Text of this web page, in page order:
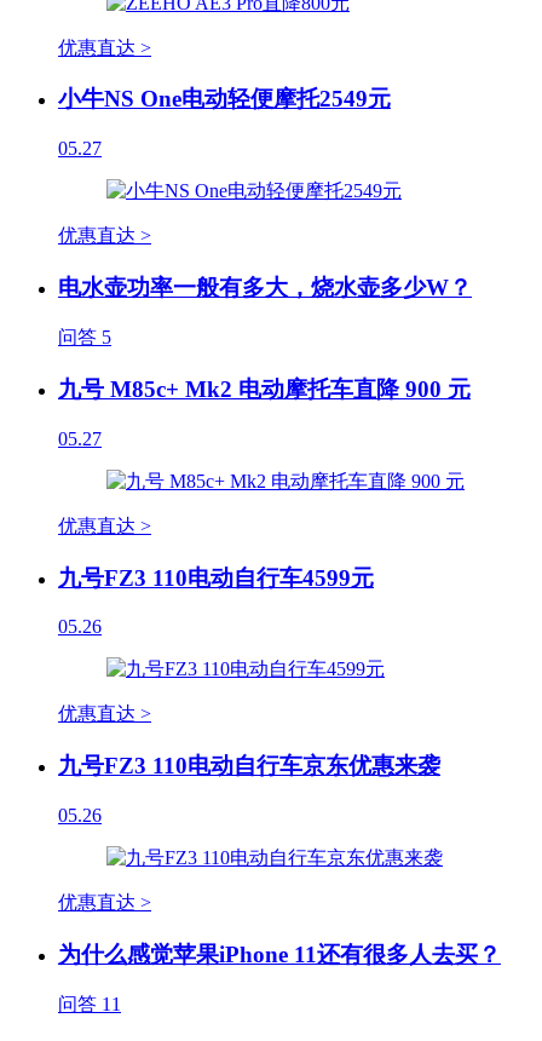
优惠直达 >
小牛NS One电动轻便摩托2549元
05.27
优惠直达 >
电水壶功率一般有多大，烧水壶多少W？
问答 5
九号 M85c+ Mk2 电动摩托车直降 900 元
05.27
优惠直达 >
九号FZ3 110电动自行车4599元
05.26
优惠直达 >
九号FZ3 110电动自行车京东优惠来袭
05.26
优惠直达 >
为什么感觉苹果iPhone 11还有很多人去买？
问答 11